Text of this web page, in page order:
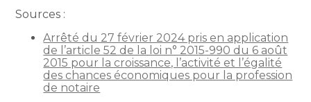
Sources :
Arrêté du 27 février 2024 pris en application
de l’article 52 de la loi n° 2015-990 du 6 août
2015 pour la croissance, l’activité et l’égalité
des chances économiques pour la profession
de notaire